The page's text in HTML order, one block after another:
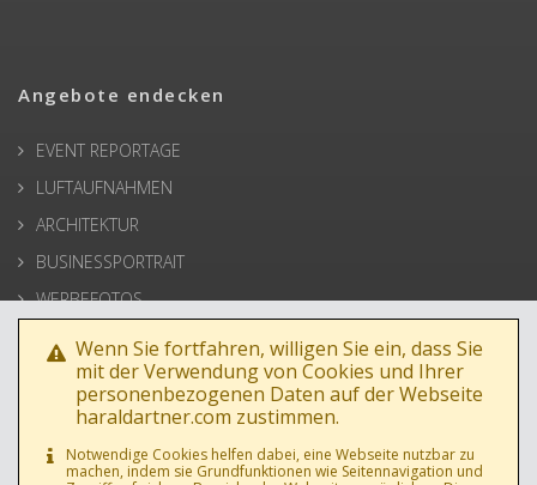
Angebote endecken
EVENT REPORTAGE
LUFTAUFNAHMEN
ARCHITEKTUR
BUSINESSPORTRAIT
WERBEFOTOS
HOCHZEIT
PRESSE
Wenn Sie fortfahren, willigen Sie ein, dass Sie
mit der Verwendung von Cookies und Ihrer
personenbezogenen Daten auf der Webseite
haraldartner.com zustimmen.
Notwendige Cookies helfen dabei, eine Webseite nutzbar zu
machen, indem sie Grundfunktionen wie Seitennavigation und